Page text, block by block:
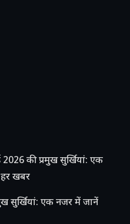
की प्रमुख सुर्खियां: एक
खबर
सुर्खियां: एक नजर में जानें